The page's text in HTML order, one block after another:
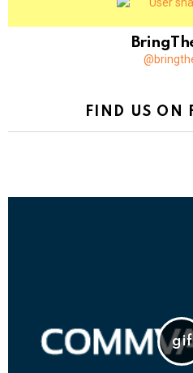
FIND US ON